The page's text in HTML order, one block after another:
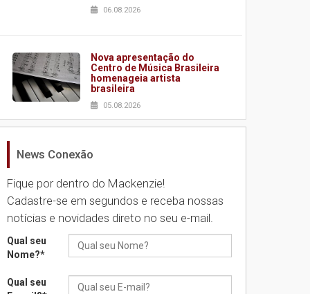
06.08.2026
Nova apresentação do
Centro de Música Brasileira
homenageia artista
brasileira
05.08.2026
Universidade Mackenzie
Seminário discute desafios
das novas tecnologias em
sistemas solares
04.08.2026
News Conexão
Fique por dentro do Mackenzie!
Cadastre-se em segundos e receba nossas
notícias e novidades direto no seu e-mail.
Qual seu
Nome?*
Qual seu